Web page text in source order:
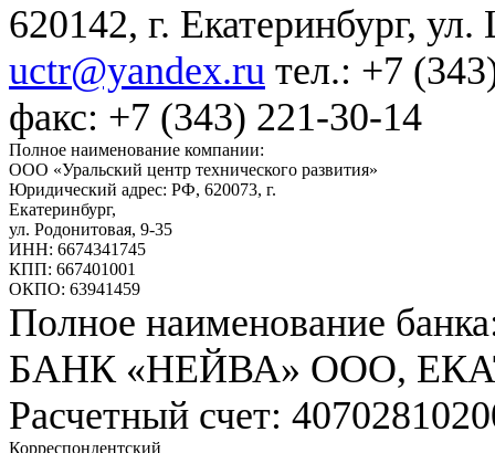
620142, г. Екатеринбург,
uctr@yandex.ru тел.: +7
факс: +7 (343) 221-30-14
Полное наименование компании:
ООО «Уральский центр технического развития»
Юридический адрес: РФ, 620073, г.
Екатеринбург,
ул. Родонитовая, 9-35
ИНН: 6674341745
КПП: 667401001
ОКПО: 63941459
Полное наименование
БАНК «НЕЙВА» ООО,
Расчетный счет:
Корреспондентский